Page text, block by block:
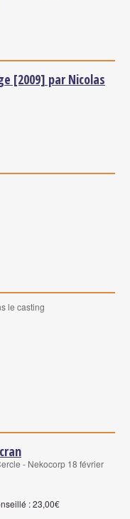
[2009] par Nicolas
le casting
- Nekocorp 18 février
: 23,00€